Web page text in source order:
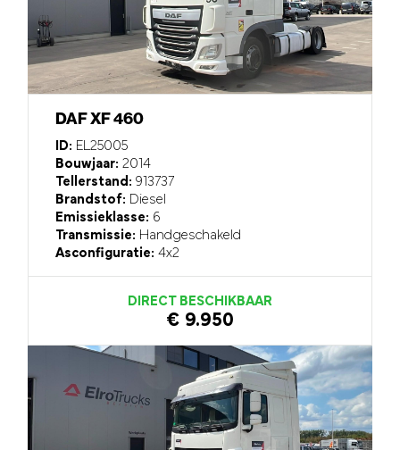
DAF XF 460
ID: EL25005
Bouwjaar: 2014
Tellerstand: 913737
Brandstof: Diesel
Emissieklasse: 6
Transmissie: Handgeschakeld
Asconfiguratie: 4x2
DIRECT BESCHIKBAAR
€ 9.950